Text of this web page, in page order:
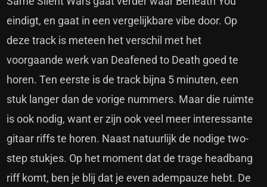
eindigt, en gaat in een vergelijkbare vibe door. Op
deze track is meteen het verschil met het
voorgaande werk van Deafened to Death goed te
horen. Ten eerste is de track bijna 5 minuten, een
stuk langer dan de vorige nummers. Maar die ruimte
is ook nodig, want er zijn ook veel meer interessante
gitaar riffs te horen. Naast natuurlijk de nodige two-
step stukjes. Op het moment dat de trage headbang
riff komt, ben je blij dat je even adempauze hebt. De